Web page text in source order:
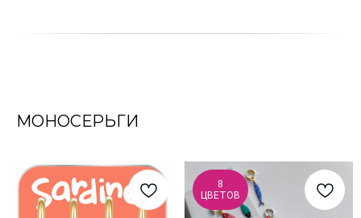
МОНОСЕРЬГИ
8
ЦВЕТОВ